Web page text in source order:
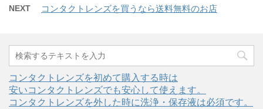
NEXT コンタクトレンズを買うなら送料無料のお店
コンタクトレンズを初めて購入する時は
安いコンタクトレンズでも安心して使えます。
コンタクトレンズを外した時に洗浄・保存液は必須です。